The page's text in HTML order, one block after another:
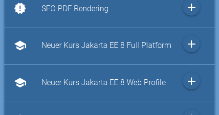
new_releases SEO PDF Rendering add
school Neuer Kurs Jakarta EE 8 Full Platform add
school Neuer Kurs Jakarta EE 8 Web Profile add